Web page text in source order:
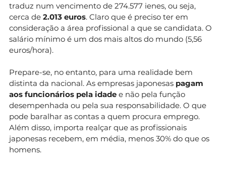
traduz num vencimento de 274.577 ienes, ou seja,
cerca de 2.013 euros. Claro que é preciso ter em
consideração a área profissional a que se candidata. O
salário mínimo é um dos mais altos do mundo (5,56
euros/hora).
Prepare-se, no entanto, para uma realidade bem
distinta da nacional. As empresas japonesas pagam
aos funcionários pela idade e não pela função
desempenhada ou pela sua responsabilidade. O que
pode baralhar as contas a quem procura emprego.
Além disso, importa realçar que as profissionais
japonesas recebem, em média, menos 30% do que os
homens.